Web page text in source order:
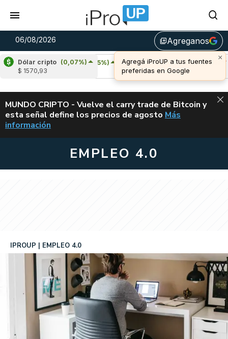
06/08/2026 library_addAgreganos
Dólar cripto (0,07%)
$ 1570,93
Cardano (6,25%)
u$s 0,20
Avalanche (-2,95%)
u$s 6,46
ALERTA
MUNDO CRIPTO - Vuelve el carry trade de Bitcoin y
esta señal define los precios de agosto VUELVE EL
Más
información
EMPLEO 4.0
IPROUP EMPLEO 4.0